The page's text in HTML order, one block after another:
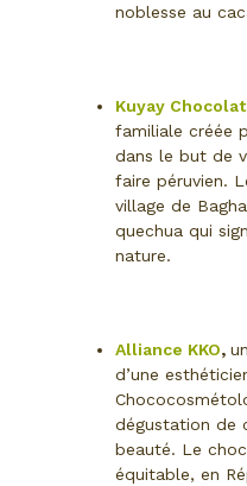
noblesse au
Kuyay
familiale créée
dans le but de
faire péruvien.
village de
quechua qui
nature.
Alliance KKO,
d’une
dégustation de
beauté. Le
équitable, en